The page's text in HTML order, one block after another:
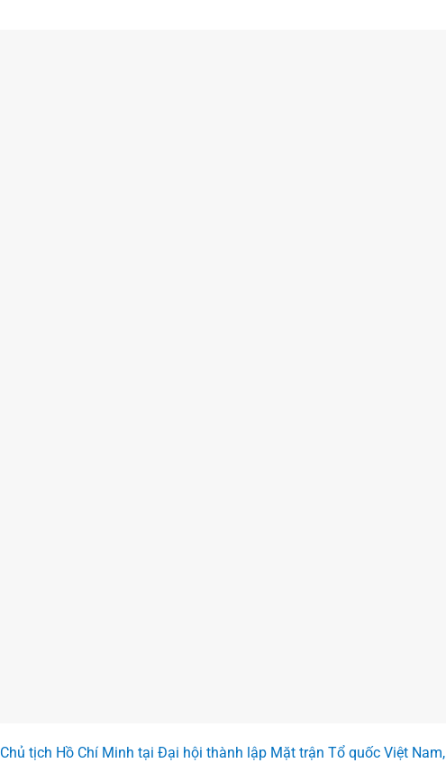
Chủ tịch Hồ Chí Minh tại Đại hội thành lập Mặt trận Tổ quốc Việt Nam,